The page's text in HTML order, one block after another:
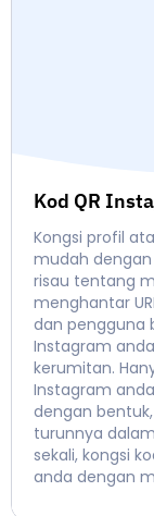
Kod QR
Kongsi profil
mudah dengan
risau tentang
menghantar
dan pengguna
Instagram
kerumitan.
Instagram
dengan
turunnya
sekali, kongsi
anda dengan